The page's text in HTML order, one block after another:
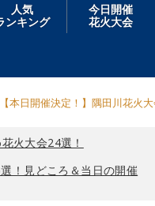
人気
ンキング
今日開催
花火大会
【本日開催決定！】隅田川花火
火大会24選！
！見どころ＆当日の開催